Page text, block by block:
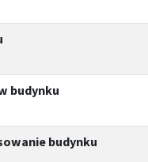
budynku
budynku